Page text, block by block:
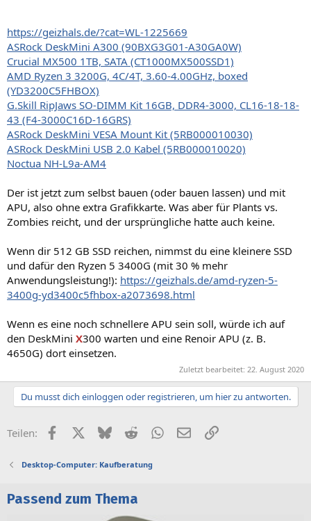
https://geizhals.de/?cat=WL-1225669
ASRock DeskMini A300 (90BXG3G01-A30GA0W)
Crucial MX500 1TB, SATA (CT1000MX500SSD1)
AMD Ryzen 3 3200G, 4C/4T, 3.60-4.00GHz, boxed
(YD3200C5FHBOX)
G.Skill RipJaws SO-DIMM Kit 16GB, DDR4-3000, CL16-18-18-
43 (F4-3000C16D-16GRS)
ASRock DeskMini VESA Mount Kit (5RB000010030)
ASRock DeskMini USB 2.0 Kabel (5RB000010020)
Noctua NH-L9a-AM4
Der ist jetzt zum selbst bauen (oder bauen lassen) und mit
APU, also ohne extra Grafikkarte. Was aber für Plants vs.
Zombies reicht, und der ursprüngliche hatte auch keine.
Wenn dir 512 GB SSD reichen, nimmst du eine kleinere SSD
und dafür den Ryzen 5 3400G (mit 30 % mehr
Anwendungsleistung!): https://geizhals.de/amd-ryzen-5-
3400g-yd3400c5fhbox-a2073698.html
Wenn es eine noch schnellere APU sein soll, würde ich auf
den DeskMini X300 warten und eine Renoir APU (z. B.
4650G) dort einsetzen.
Zuletzt bearbeitet: 22. August 2020
Du musst dich einloggen oder registrieren, um hier zu antworten.
Teilen: FacebookX (Twitter)
BlueskyRedditWhatsApp
E-MailLink
Desktop-Computer: Kaufberatung
Passend zum Thema